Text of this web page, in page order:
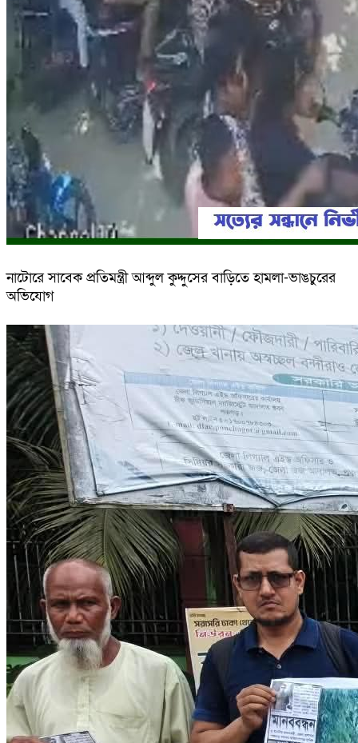
নাটোরে সাবেক প্রতিমন্ত্রী আব্দুল কুদ্দুসের বাড়িতে হামলা-ভাঙচুরের
অভিযোগ